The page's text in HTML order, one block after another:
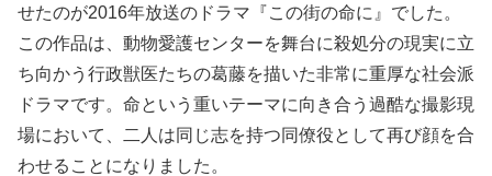
せたのが2016年放送のドラマ『この街の命に』でした。
この作品は、動物愛護センターを舞台に殺処分の現実に立
ち向かう行政獣医たちの葛藤を描いた非常に重厚な社会派
ドラマです。命という重いテーマに向き合う過酷な撮影現
場において、二人は同じ志を持つ同僚役として再び顔を合
わせることになりました。